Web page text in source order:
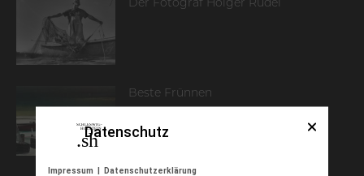
Der Fotograf Holger Rüdel
Beste Frünnen
Datenschutz
Impressum Datenschutzerklärung